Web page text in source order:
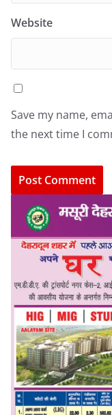
Website
Save my name,
the next time I